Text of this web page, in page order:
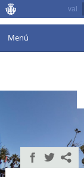
val
Menú
Agenda
Valencia en deporte